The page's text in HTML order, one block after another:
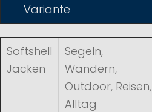
Variante
Softshell
Jacken
Segeln,
Wandern,
Outdoor, Reisen,
Alltag